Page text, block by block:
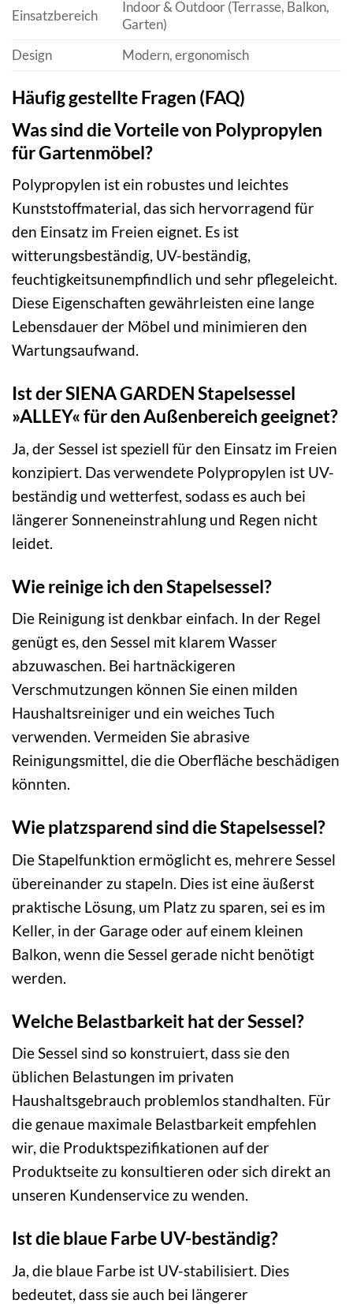
Einsatzbereich
Indoor & Outdoor (Terrasse, Balkon,
Garten)
Design
Modern, ergonomisch
Häufig gestellte Fragen (FAQ)
Was sind die Vorteile von Polypropylen
für Gartenmöbel?
Polypropylen ist ein robustes und leichtes
Kunststoffmaterial, das sich hervorragend für
den Einsatz im Freien eignet. Es ist
witterungsbeständig, UV-beständig,
feuchtigkeitsunempfindlich und sehr pflegeleicht.
Diese Eigenschaften gewährleisten eine lange
Lebensdauer der Möbel und minimieren den
Wartungsaufwand.
Ist der SIENA GARDEN Stapelsessel
»ALLEY« für den Außenbereich geeignet?
Ja, der Sessel ist speziell für den Einsatz im Freien
konzipiert. Das verwendete Polypropylen ist UV-
beständig und wetterfest, sodass es auch bei
längerer Sonneneinstrahlung und Regen nicht
leidet.
Wie reinige ich den Stapelsessel?
Die Reinigung ist denkbar einfach. In der Regel
genügt es, den Sessel mit klarem Wasser
abzuwaschen. Bei hartnäckigeren
Verschmutzungen können Sie einen milden
Haushaltsreiniger und ein weiches Tuch
verwenden. Vermeiden Sie abrasive
Reinigungsmittel, die die Oberfläche beschädigen
könnten.
Wie platzsparend sind die Stapelsessel?
Die Stapelfunktion ermöglicht es, mehrere Sessel
übereinander zu stapeln. Dies ist eine äußerst
praktische Lösung, um Platz zu sparen, sei es im
Keller, in der Garage oder auf einem kleinen
Balkon, wenn die Sessel gerade nicht benötigt
werden.
Welche Belastbarkeit hat der Sessel?
Die Sessel sind so konstruiert, dass sie den
üblichen Belastungen im privaten
Haushaltsgebrauch problemlos standhalten. Für
die genaue maximale Belastbarkeit empfehlen
wir, die Produktspezifikationen auf der
Produktseite zu konsultieren oder sich direkt an
unseren Kundenservice zu wenden.
Ist die blaue Farbe UV-beständig?
Ja, die blaue Farbe ist UV-stabilisiert. Dies
bedeutet, dass sie auch bei längerer